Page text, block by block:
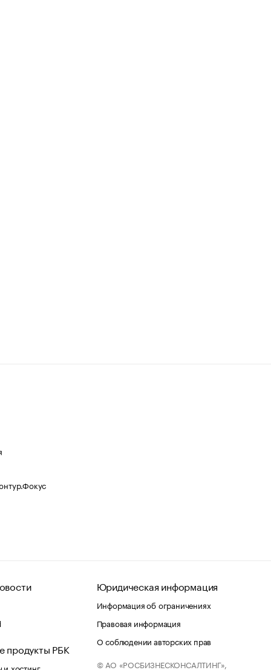
продукты РБК
хостинг
Юридическая информация
Информация об ограничениях
Правовая информация
О соблюдении авторских прав
© АО «РОСБИЗНЕСКОНСАЛТИНГ»,